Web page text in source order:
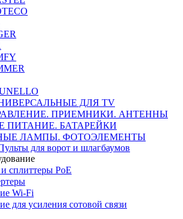
ДЛЯ TV
ПРИЕМНИКИ. АНТЕННЫ
ПИТАНИЕ. БАТАРЕЙКИ
ЛАМПЫ. ФОТОЭЛЕМЕНТЫ
для ворот и шлагбаумов
сплиттеры РоЕ
Wi-Fi
для усиления сотовой связи